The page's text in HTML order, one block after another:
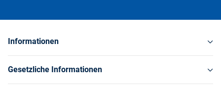
Informationen
Gesetzliche Informationen